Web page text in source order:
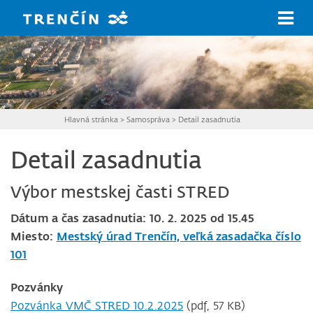
Hlavná stránka >Samospráva > Detail zasadnutia
Detail zasadnutia
Výbor mestskej časti STRED
Dátum a čas zasadnutia: 10. 2. 2025 od 15.45
Miesto: Mestský úrad Trenčín, veľká zasadačka číslo
101
Pozvánky
Pozvánka VMČ STRED 10.2.2025 (pdf, 57 KB)